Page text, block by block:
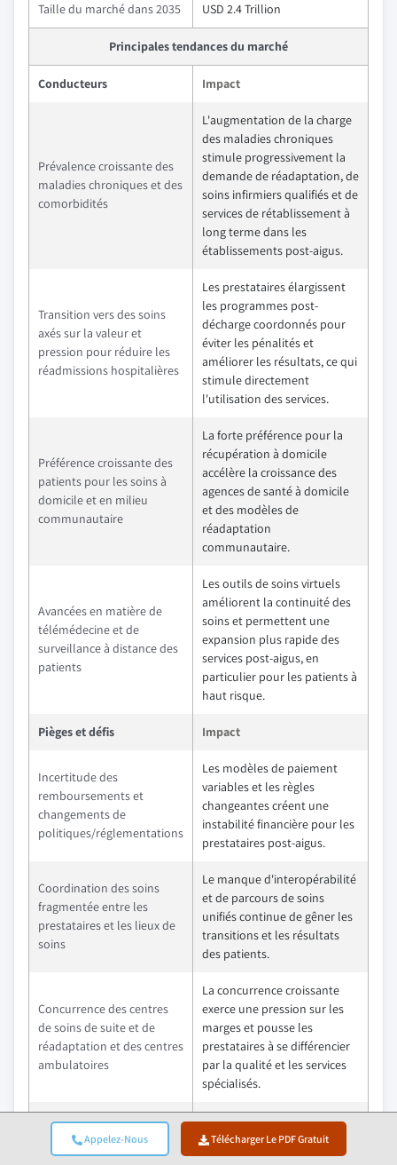
Appelez-Nous Télécharger Le PDF Gratuit
Taille du marché dans 2035 USD 2.4 Trillion
Principales tendances du marché
Conducteurs Impact
Prévalence croissante des
maladies chroniques et des
comorbidités
L'augmentation de la charge
des maladies chroniques
stimule progressivement la
demande de réadaptation, de
soins infirmiers qualifiés et de
services de rétablissement à
long terme dans les
établissements post-aigus.
Transition vers des soins
axés sur la valeur et
pression pour réduire les
réadmissions hospitalières
Les prestataires élargissent
les programmes post-
décharge coordonnés pour
éviter les pénalités et
améliorer les résultats, ce qui
stimule directement
l'utilisation des services.
Préférence croissante des
patients pour les soins à
domicile et en milieu
communautaire
La forte préférence pour la
récupération à domicile
accélère la croissance des
agences de santé à domicile
et des modèles de
réadaptation
communautaire.
Avancées en matière de
télémédecine et de
surveillance à distance des
patients
Les outils de soins virtuels
améliorent la continuité des
soins et permettent une
expansion plus rapide des
services post-aigus, en
particulier pour les patients à
haut risque.
Pièges et défis Impact
Incertitude des
remboursements et
changements de
politiques/réglementations
Les modèles de paiement
variables et les règles
changeantes créent une
instabilité financière pour les
prestataires post-aigus.
Coordination des soins
fragmentée entre les
prestataires et les lieux de
soins
Le manque d'interopérabilité
et de parcours de soins
unifiés continue de gêner les
transitions et les résultats
des patients.
Concurrence des centres
de soins de suite et de
réadaptation et des centres
ambulatoires
La concurrence croissante
exerce une pression sur les
marges et pousse les
prestataires à se différencier
par la qualité et les services
spécialisés.
Opportunités : Impact
Une adoption plus large des